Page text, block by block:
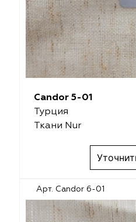
Candor 5-01
Турция
Ткани Nur
Арт. Candor 6-01